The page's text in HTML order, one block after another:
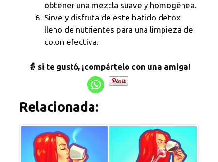
obtener una mezcla suave y homogénea.
Sirve y disfruta de este batido detox
lleno de nutrientes para una limpieza de
colon efectiva.
👵 si te gustó, ¡compártelo con una amiga!
Relacionada: